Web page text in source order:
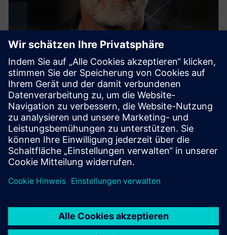
SIMATIC PCS 7
This robust, flexibly adaptable process control
system ensures optimal availability and maximum
efficiency throughout your plant's entire lifecycle.